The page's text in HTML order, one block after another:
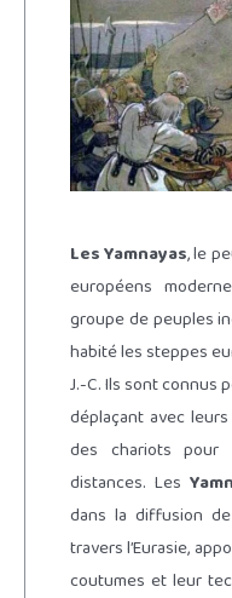
Les Yamnayas, le
européens
groupe de peuples
habité les steppes
J.-C. Ils sont connus
déplaçant avec
des chariots
distances. Les
dans la diffusion
travers l’Eurasie,
coutumes et leur